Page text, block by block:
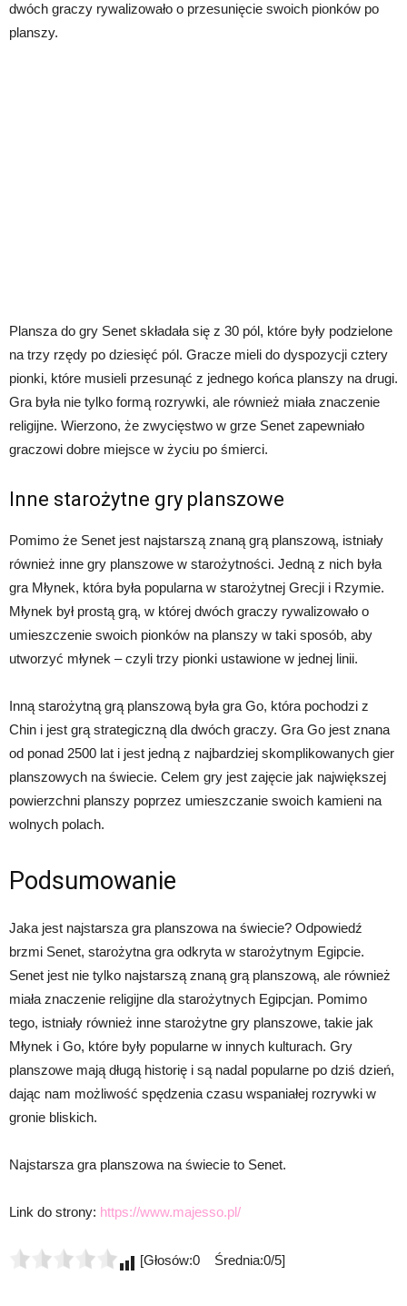
dwóch graczy rywalizowało o przesunięcie swoich pionków po
planszy.
Plansza do gry Senet składała się z 30 pól, które były podzielone
na trzy rzędy po dziesięć pól. Gracze mieli do dyspozycji cztery
pionki, które musieli przesunąć z jednego końca planszy na drugi.
Gra była nie tylko formą rozrywki, ale również miała znaczenie
religijne. Wierzono, że zwycięstwo w grze Senet zapewniało
graczowi dobre miejsce w życiu po śmierci.
Inne starożytne gry planszowe
Pomimo że Senet jest najstarszą znaną grą planszową, istniały
również inne gry planszowe w starożytności. Jedną z nich była
gra Młynek, która była popularna w starożytnej Grecji i Rzymie.
Młynek był prostą grą, w której dwóch graczy rywalizowało o
umieszczenie swoich pionków na planszy w taki sposób, aby
utworzyć młynek – czyli trzy pionki ustawione w jednej linii.
Inną starożytną grą planszową była gra Go, która pochodzi z
Chin i jest grą strategiczną dla dwóch graczy. Gra Go jest znana
od ponad 2500 lat i jest jedną z najbardziej skomplikowanych gier
planszowych na świecie. Celem gry jest zajęcie jak największej
powierzchni planszy poprzez umieszczanie swoich kamieni na
wolnych polach.
Podsumowanie
Jaka jest najstarsza gra planszowa na świecie? Odpowiedź
brzmi Senet, starożytna gra odkryta w starożytnym Egipcie.
Senet jest nie tylko najstarszą znaną grą planszową, ale również
miała znaczenie religijne dla starożytnych Egipcjan. Pomimo
tego, istniały również inne starożytne gry planszowe, takie jak
Młynek i Go, które były popularne w innych kulturach. Gry
planszowe mają długą historię i są nadal popularne po dziś dzień,
dając nam możliwość spędzenia czasu wspaniałej rozrywki w
gronie bliskich.
Najstarsza gra planszowa na świecie to Senet.
Link do strony: https://www.majesso.pl/
[Głosów:0 Średnia:0/5]